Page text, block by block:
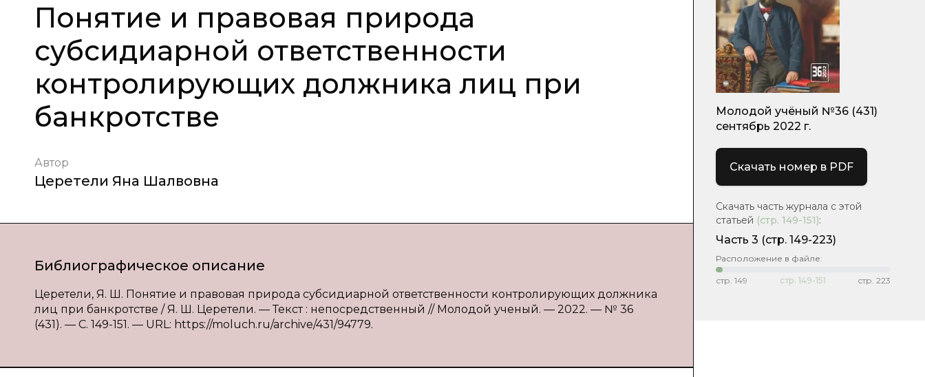
Понятие и правовая природа
субсидиарной ответственности
контролирующих должника лиц при
банкротстве
Автор
Церетели Яна Шалвовна
Библиографическое описание
Церетели, Я. Ш. Понятие и правовая природа субсидиарной ответственности контролирующих должника
лиц при банкротстве / Я. Ш. Церетели. — Текст : непосредственный // Молодой ученый. — 2022. — № 36
(431). — С. 149-151. — URL: https://moluch.ru/archive/431/94779.
Молодой учёный №36 (431)
сентябрь 2022 г.
Скачать номер в PDF
Скачать часть журнала с этой
статьей (стр. 149-151):
Часть 3 (стр. 149-223)
Расположение в файле:
стр. 149 стр. 149-151 стр. 223